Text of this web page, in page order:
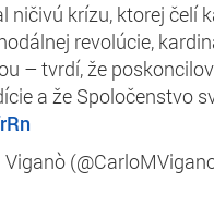
ničivú krízu, ktorej čelí
revolúcie,
– tvrdí, že
a že Spoločenstvo